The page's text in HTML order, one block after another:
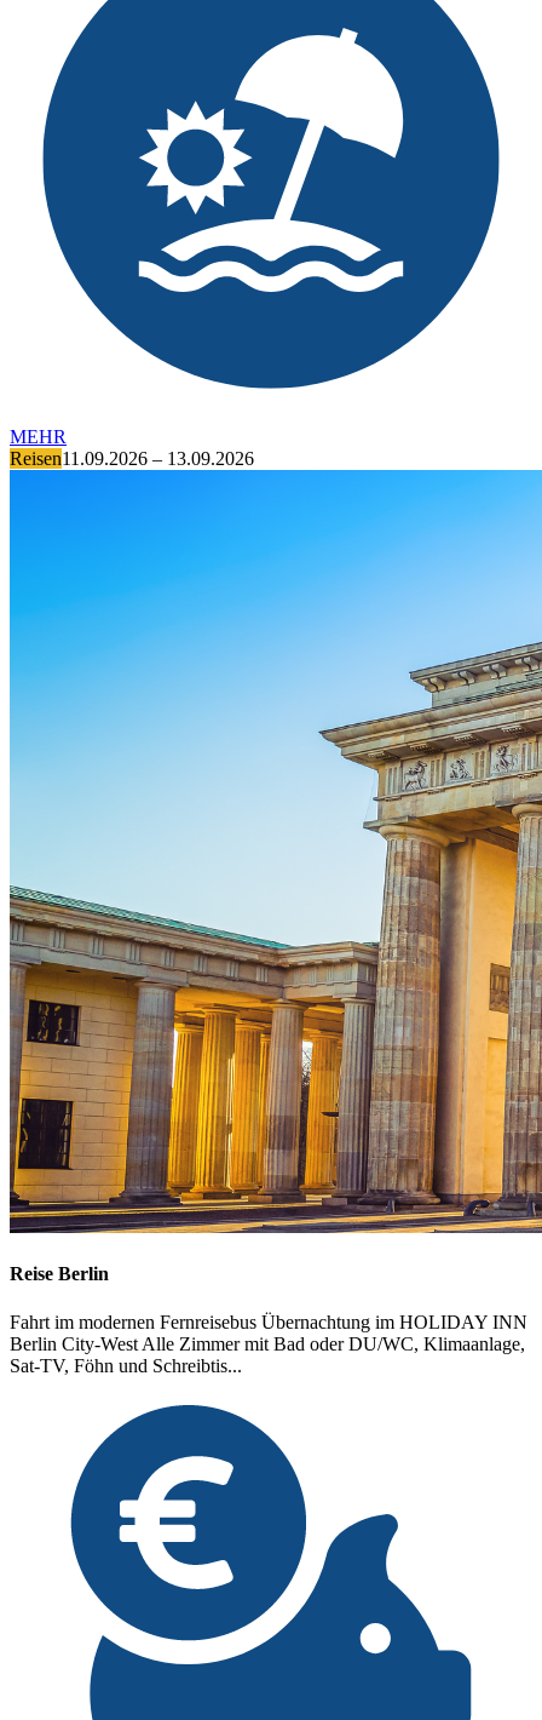
MEHR
Reisen11.09.2026 – 13.09.2026
Reise Berlin
Fahrt im modernen Fernreisebus Übernachtung im HOLIDAY INN
Berlin City-West Alle Zimmer mit Bad oder DU/WC, Klimaanlage,
Sat-TV, Föhn und Schreibtis...